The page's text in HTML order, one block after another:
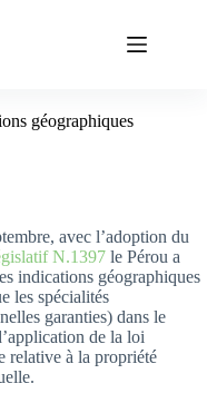
géographiques
avec l’adoption du
N.1397 le Pérou a
indications géographiques
les spécialités
garanties) dans le
de la loi
relative à la propriété